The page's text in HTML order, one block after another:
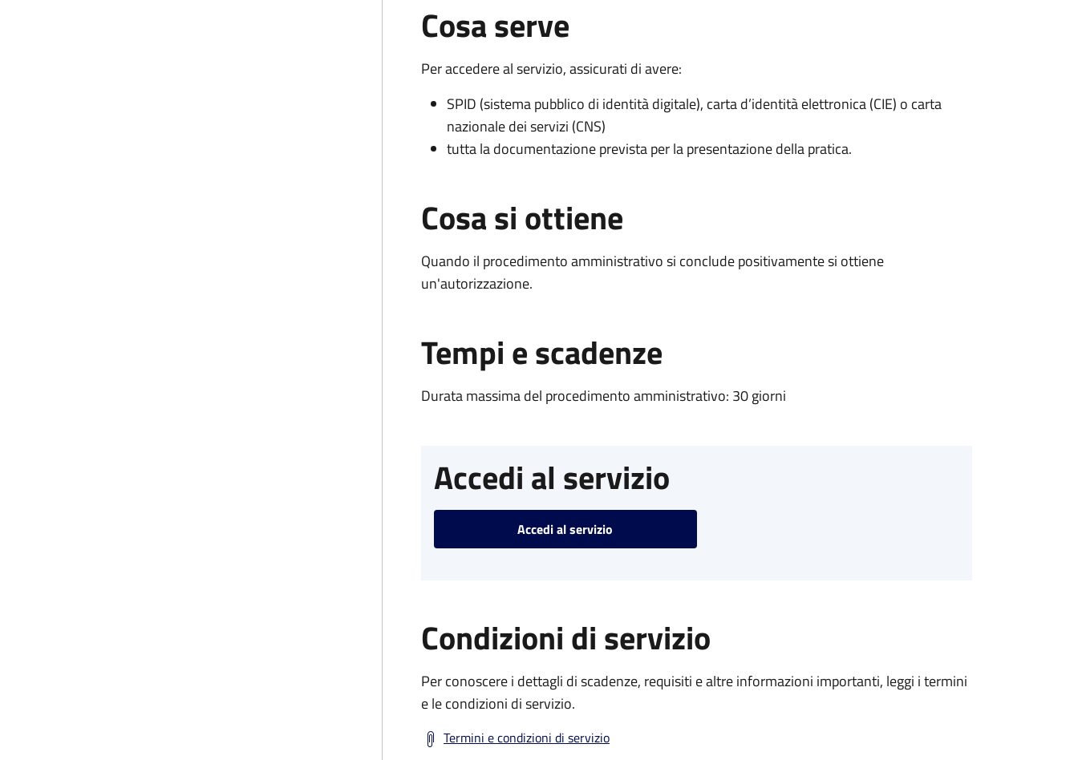
Cosa serve
Per accedere al servizio, assicurati di avere:
SPID (sistema pubblico di identità digitale), carta d’identità elettronica (CIE) o carta
nazionale dei servizi (CNS)
tutta la documentazione prevista per la presentazione della pratica.
Cosa si ottiene
Quando il procedimento amministrativo si conclude positivamente si ottiene
un'autorizzazione.
Tempi e scadenze
Durata massima del procedimento amministrativo: 30 giorni
Accedi al servizio
Accedi al servizio
Condizioni di servizio
Per conoscere i dettagli di scadenze, requisiti e altre informazioni importanti, leggi i termini
e le condizioni di servizio.
Termini e condizioni di servizio